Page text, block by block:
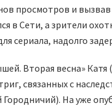
просмотров и
в Сети, а зрители
сериала, надолго
Вторая весна»
связанных с
На уже